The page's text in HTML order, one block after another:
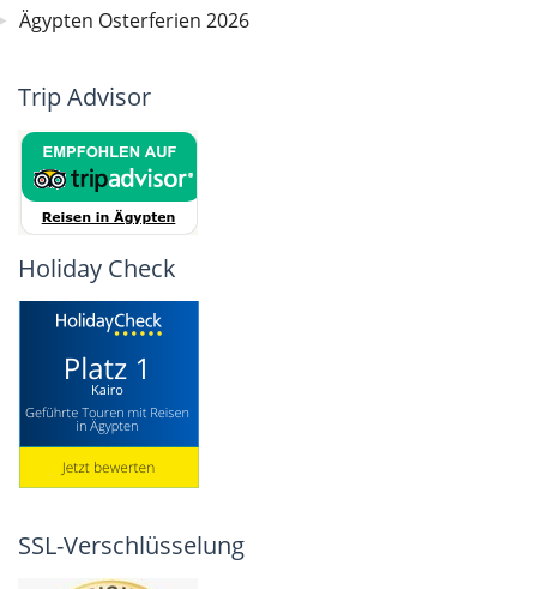
Ägypten Osterferien 2026
Trip Advisor
Holiday Check
SSL-Verschlüsselung